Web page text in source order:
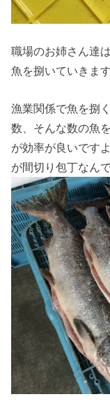
職場のお姉さん達
魚を捌いていきます
漁業関係で魚を捌
数、そんな数の魚
が効率が良いです
が間切り包丁なんで